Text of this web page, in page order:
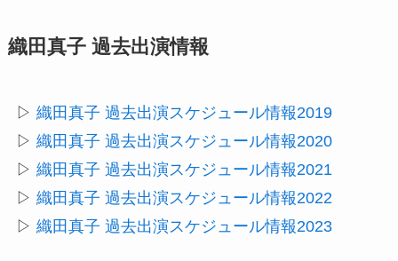
織田真子 過去出演情報
▷ 織田真子 過去出演スケジュール情報2019
▷ 織田真子 過去出演スケジュール情報2020
▷ 織田真子 過去出演スケジュール情報2021
▷ 織田真子 過去出演スケジュール情報2022
▷ 織田真子 過去出演スケジュール情報2023